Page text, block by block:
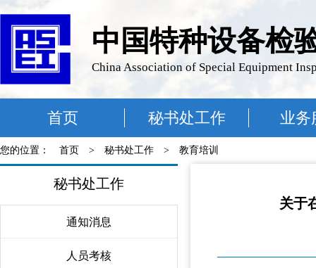
中国特种设备检
China Association of Special Equipment
首页 秘书处工作 业务
您的位置： 首页 > 秘书处工作 > 教育培训
秘书处工作
通知消息
人员考核
关于